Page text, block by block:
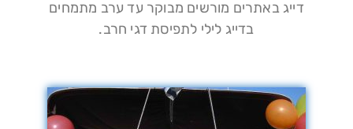
דייג באתרים מורשים מבוקר עד ערב מתמחים
בדייג לילי לתפיסת דגי חרב.